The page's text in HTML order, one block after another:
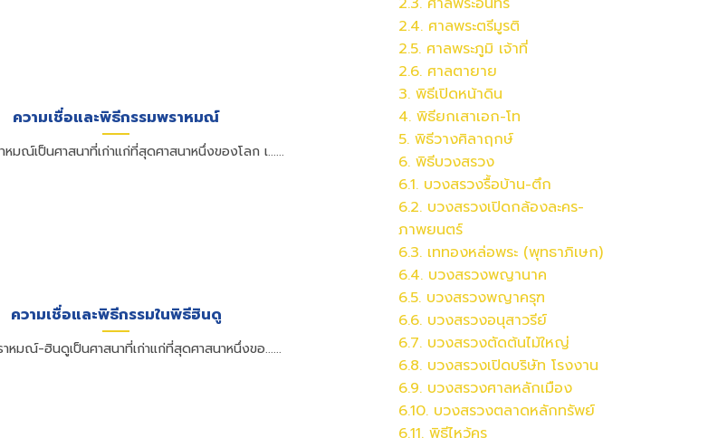
ความเชื่อและพิธีกรรมพราหมณ์
หมณ์เป็นศาสนาที่เก่าแก่ที่สุดศาสนาหนึ่งของโลก เ......
ความเชื่อและพิธีกรรมในพิธีฮินดู
หมณ์-ฮินดูเป็นศาสนาที่เก่าแก่ที่สุดศาสนาหนึ่งขอ......
2.4. ศาลพระตรีมูรติ
2.5. ศาลพระภูมิ เจ้าที่
2.6. ศาลตายาย
3. พิธีเปิดหน้าดิน
4. พิธียกเสาเอก-โท
5. พิธีวางศิลาฤกษ์
6. พิธีบวงสรวง
6.1. บวงสรวงรื้อบ้าน-ตึก
6.2. บวงสรวงเปิดกล้องละคร-
ภาพยนตร์
6.3. เททองหล่อพระ (พุทธาภิเษก)
6.4. บวงสรวงพญานาค
6.5. บวงสรวงพญาครุฑ
6.6. บวงสรวงอนุสาวรีย์
6.7. บวงสรวงตัดต้นไม้ใหญ่
6.8. บวงสรวงเปิดบริษัท โรงงาน
6.9. บวงสรวงศาลหลักเมือง
6.10. บวงสรวงตลาดหลักทรัพย์